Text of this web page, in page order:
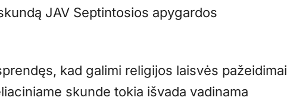
JAV Septintosios apygardos
kad galimi religijos laisvės pažeidimai
skunde tokia išvada vadinama